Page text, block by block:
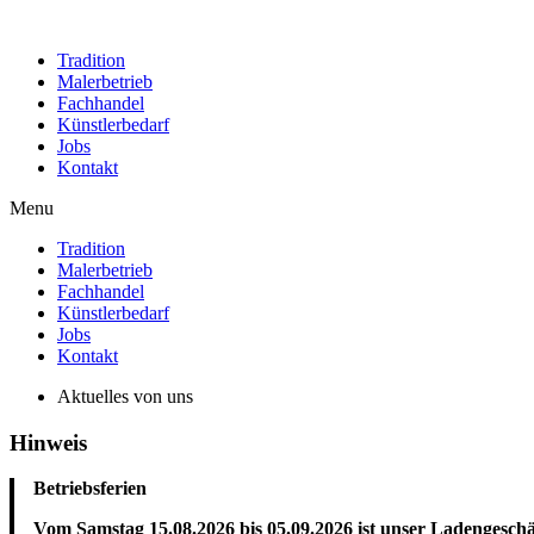
Tradition
Malerbetrieb
Fachhandel
Künstlerbedarf
Jobs
Kontakt
Menu
Tradition
Malerbetrieb
Fachhandel
Künstlerbedarf
Jobs
Kontakt
Aktuelles von uns
Hinweis
Betriebsferien
Vom Samstag 15.08.2026 bis 05.09.2026 ist unser